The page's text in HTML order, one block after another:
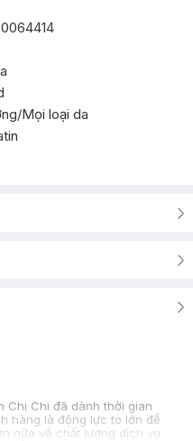
Mọi loại da
Chi Chi đã dành thời gian
hàng là động lực to lớn để
nữa về chất lượng dịch vụ.